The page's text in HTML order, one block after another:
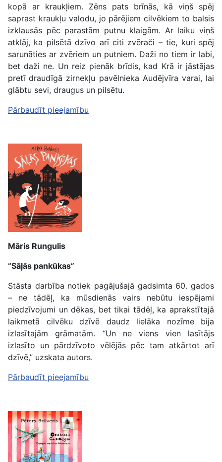
kopā ar kraukļiem. Zēns pats brīnās, kā viņš spēj
saprast kraukļu valodu, jo pārējiem cilvēkiem to balsis
izklausās pēc parastām putnu klaigām. Ar laiku viņš
atklāj, ka pilsētā dzīvo arī citi zvērači – tie, kuri spēj
sarunāties ar zvēriem un putniem. Daži no tiem ir labi,
bet daži ne. Un reiz pienāk brīdis, kad Krā ir jāstājas
pretī draudīgā zirnekļu pavēlnieka Audējvīra varai, lai
glābtu sevi, draugus un pilsētu.
Pārbaudīt pieejamību
Māris Rungulis
“Sāļās pankūkas”
Stāsta darbība notiek pagājušajā gadsimta 60. gados
– ne tādēļ, ka mūsdienās vairs nebūtu iespējami
piedzīvojumi un dēkas, bet tikai tādēļ, ka aprakstītajā
laikmetā cilvēku dzīvē daudz lielāka nozīme bija
izlasītajām grāmatām. “Un ne viens vien lasītājs
izlasīto un pārdzīvoto vēlējās pēc tam atkārtot arī
dzīvē,” uzskata autors.
Pārbaudīt pieejamību